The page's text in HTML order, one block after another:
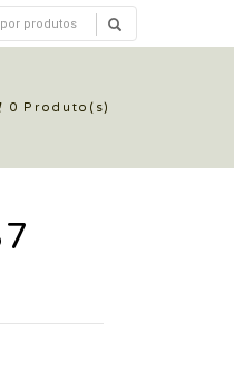
0 Produto(s)